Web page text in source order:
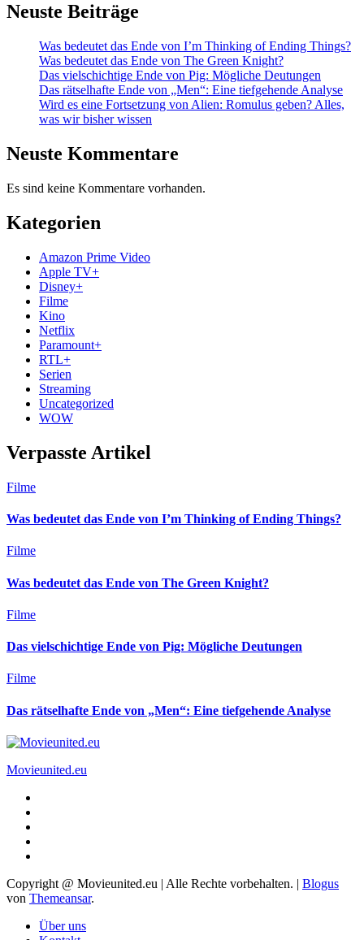
Neuste Beiträge
Was bedeutet das Ende von I’m Thinking of Ending Things?
Was bedeutet das Ende von The Green Knight?
Das vielschichtige Ende von Pig: Mögliche Deutungen
Das rätselhafte Ende von „Men“: Eine tiefgehende Analyse
Wird es eine Fortsetzung von Alien: Romulus geben? Alles,
was wir bisher wissen
Neuste Kommentare
Es sind keine Kommentare vorhanden.
Kategorien
Amazon Prime Video
Apple TV+
Disney+
Filme
Kino
Netflix
Paramount+
RTL+
Serien
Streaming
Uncategorized
WOW
Verpasste Artikel
Filme
Was bedeutet das Ende von I’m Thinking of Ending Things?
Filme
Was bedeutet das Ende von The Green Knight?
Filme
Das vielschichtige Ende von Pig: Mögliche Deutungen
Filme
Das rätselhafte Ende von „Men“: Eine tiefgehende Analyse
Movieunited.eu
Copyright @ Movieunited.eu | Alle Rechte vorbehalten. | Blogus
von Themeansar.
Über uns